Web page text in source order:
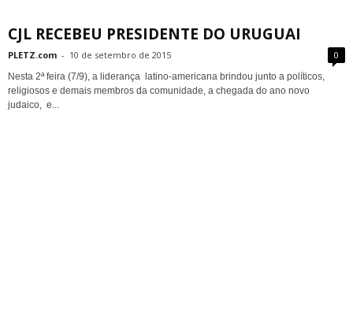
CJL RECEBEU PRESIDENTE DO URUGUAI
PLETZ.com - 10 de setembro de 2015 0
Nesta 2ª feira (7/9), a liderança latino-americana brindou junto a políticos,
religiosos e demais membros da comunidade, a chegada do ano novo
judaico, e...